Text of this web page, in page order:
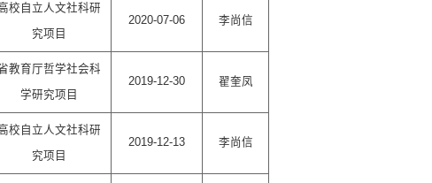
校自立人文社科研
究项目
2020-07-06 李尚信
教育厅哲学社会科
学研究项目
2019-12-30 翟奎凤
校自立人文社科研
究项目
2019-12-13 李尚信